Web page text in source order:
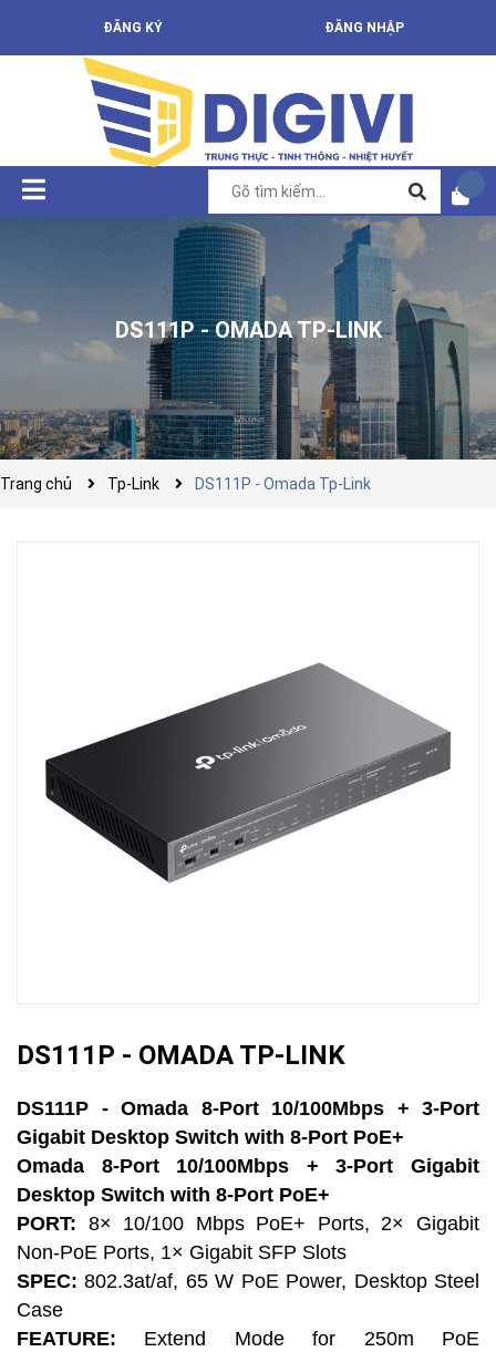
ĐĂNG KÝ ĐĂNG NHẬP
DS111P - OMADA TP-LINK
Trang chủ Tp-Link DS111P - Omada Tp-Link
DS111P - OMADA TP-LINK
DS111P - Omada 8-Port 10/100Mbps + 3-Port
Gigabit Desktop Switch with 8-Port PoE+
Omada 8-Port 10/100Mbps + 3-Port Gigabit
Desktop Switch with 8-Port PoE+
PORT: 8× 10/100 Mbps PoE+ Ports, 2× Gigabit
Non-PoE Ports, 1× Gigabit SFP Slots
SPEC: 802.3at/af, 65 W PoE Power, Desktop Steel
Case
FEATURE: Extend Mode for 250m PoE